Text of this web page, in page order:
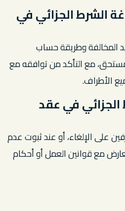
الشرط الجزائي في
المخالفة وطريقة حساب
مع التأكد من توافقه مع
الأطراف.
في عقد
على الإلغاء، أو عند ثبوت عدم
مع قوانين العمل أو أحكام